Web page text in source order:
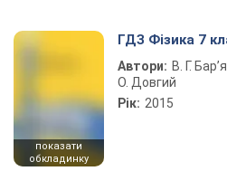
показати
обкладинку
ГДЗ Фізика 7
Автори: В. Г.
О. Довгий
Рік: 2015